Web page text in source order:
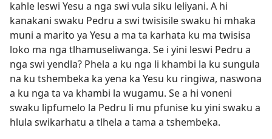
kahle leswi Yesu a nga swi vula siku leliyani. A hi
kanakani swaku Pedru a swi twisisile swaku hi mhaka
muni a marito ya Yesu a ma ta karhata ku ma twisisa
loko ma nga tlhamuseliwanga. Se i yini leswi Pedru a
nga swi yendla? Phela a ku nga li khambi la ku sungula
na ku tshembeka ka yena ka Yesu ku ringiwa, naswona
a ku nga ta va khambi la wugamu. Se a hi voneni
swaku lipfumelo la Pedru li mu pfunise ku yini swaku a
hlula swikarhatu a tlhela a tama a tshembeka.